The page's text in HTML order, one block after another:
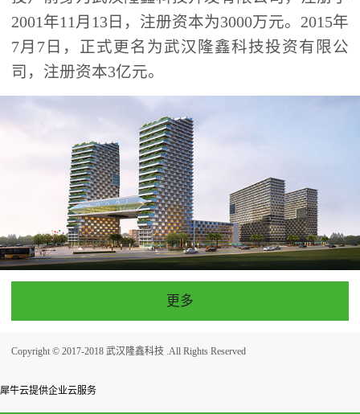
2001年11月13日，注册资本为3000万元。2015年
7月7日，正式更名为武汉隆鑫科技投资有限公
司，注册资本3亿元。
更多
Copyright © 2017-2018 武汉隆鑫科技 .All Rights Reserved
犀牛云提供企业云服务